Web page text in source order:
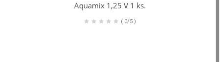
Aquamix 1,25 V 1 ks.
( 0/5 )